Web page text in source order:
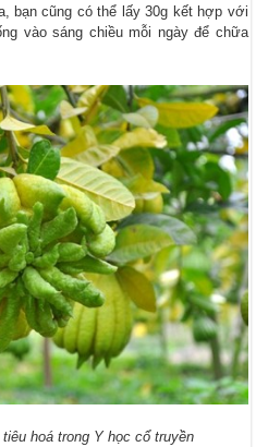
bạn cũng có thể lấy 30g kết hợp với
vào sáng chiều mỗi ngày để chữa
hoá trong Y học cổ truyền